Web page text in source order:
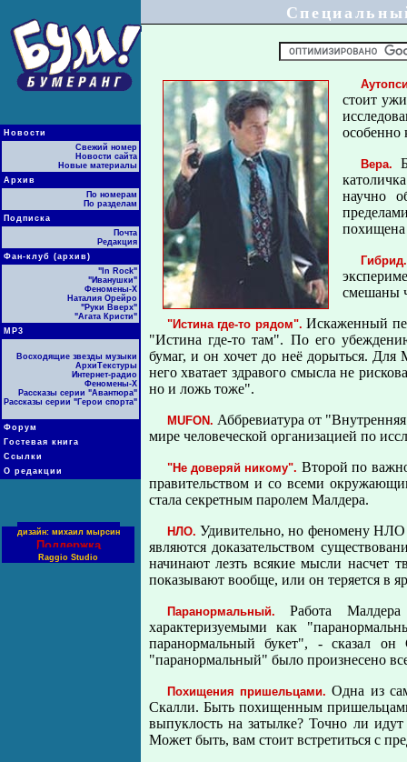
Новости
Свежий номер
Новости сайта
Новые материалы
Архив
По номерам
По разделам
Подписка
Почта
Редакция
Фан-клуб (архив)
"In Rock"
"Иванушки"
Феномены-Х
Наталия Орейро
"Руки Вверх"
"Агата Кристи"
МР3
Восходящие звезды музыки
АрхиТекстуры
Интернет-радио
Феномены-Х
Рассказы серии "Авантюра"
Рассказы серии "Герои спорта"
Форум
Гостевая книга
Ссылки
О редакции
дизайн: михаил мырсин
Поддержка
Raggio Studio
стоит
особенно
Вера.
научно
похищена
Гибрид.
смешаны
"Истина где-то рядом". Искаженный
"Истина где-то там". По его
бумаг, и он хочет до неё дорыться. Для
него хватает здравого смысла не
но и ложь тоже".
MUFON. Аббревиатура от
мире человеческой организацией по
"Не доверяй никому". Второй по
правительством и со всеми
стала секретным паролем Малдера.
НЛО. Удивительно, но феномену НЛО
являются доказательством
начинают лезть всякие мысли насчет
показывают вообще, или он теряется в
Паранормальный. Работа
характеризуемыми как
паранормальный букет", - сказал
"паранормальный" было произнесено
Похищения пришельцами. Одна из
Скалли. Быть похищенным пришельцами
выпуклость на затылке? Точно ли
Может быть, вам стоит встретиться с